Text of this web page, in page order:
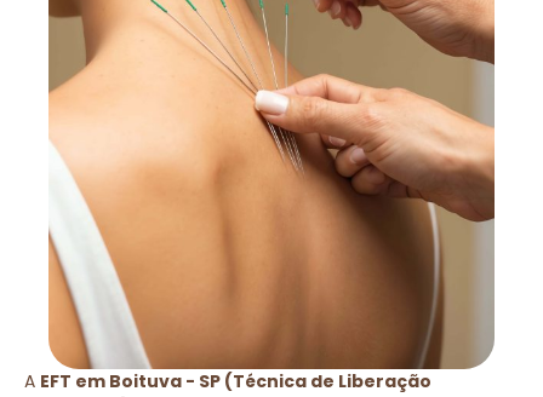
A EFT em Boituva - SP (Técnica de Liberação